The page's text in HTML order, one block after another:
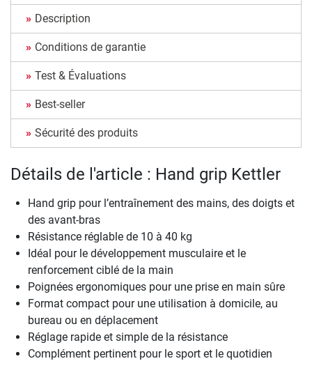
Description
Conditions de garantie
Test & Évaluations
Best-seller
Sécurité des produits
Détails de l'article : Hand grip Kettler
Hand grip pour l’entraînement des mains, des doigts et
des avant-bras
Résistance réglable de 10 à 40 kg
Idéal pour le développement musculaire et le
renforcement ciblé de la main
Poignées ergonomiques pour une prise en main sûre
Format compact pour une utilisation à domicile, au
bureau ou en déplacement
Réglage rapide et simple de la résistance
Complément pertinent pour le sport et le quotidien